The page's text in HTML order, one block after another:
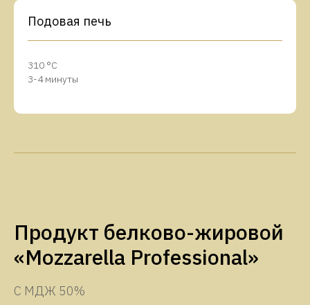
Подовая печь
310 °C
3-4 минуты
Продукт белково-жировой
«Mozzarella Professional»
С МДЖ 50%